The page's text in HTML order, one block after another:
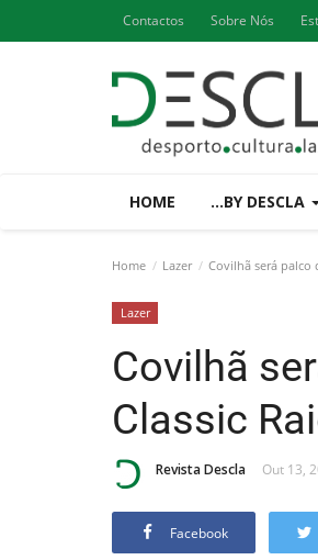
Contactos Sobre Nós
HOME ...BY DESCLA
Home Lazer Covilhã será palco
Lazer
Covilhã
Classic
Revista Descla Out 13,
Facebook